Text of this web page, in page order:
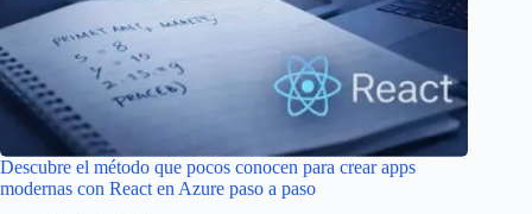
Descubre el método que pocos conocen para crear apps
modernas con React en Azure paso a paso